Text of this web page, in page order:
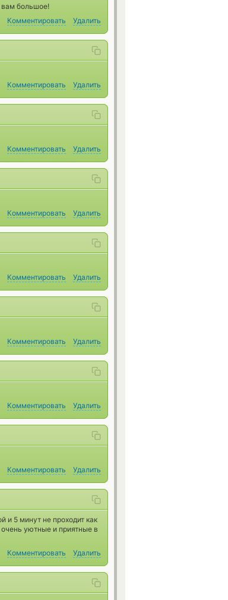
вам большое!
Комментировать
Удалить
Комментировать
Удалить
Комментировать
Удалить
Комментировать
Удалить
Комментировать
Удалить
Комментировать
Удалить
Комментировать
Удалить
Комментировать
Удалить
и 5 минут не проходит как
уютные и приятные в
Комментировать
Удалить